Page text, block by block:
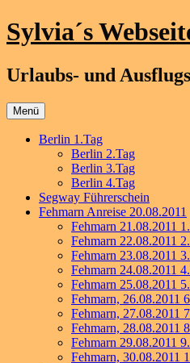
Zum
Inhalt
Sylvia´s
Urlaubs- und
Menü
Berlin 1.Tag
Berlin 2.Tag
Berlin 3.Tag
Berlin 4.Tag
Segway Führerschein
Fehmarn Anreise 20.08.2011
Fehmarn 21.08.2011
Fehmarn 22.08.2011
Fehmarn 23.08.2011
Fehmarn 24.08.2011
Fehmarn 25.08.2011
Fehmarn, 26.08.2011
Fehmarn, 27.08.2011
Fehmarn, 28.08.2011
Fehmarn 29.08.2011
Fehmarn, 30.08.2011